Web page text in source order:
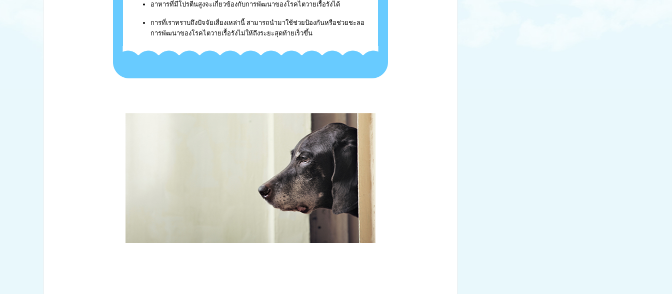
อาหารที่มีโปรตีนสูงจะเกี่ยวข้องกับการพัฒนาของโรคไตวายเรื้อรังได้
การที่เราทราบถึงปัจจัยเสี่ยงเหล่านี้ สามารถนำมาใช้ช่วยป้องกันหรือช่วยชะลอ
การพัฒนาของโรคไตวายเรื้อรังไม่ให้ถึงระยะสุดท้ายเร็วขึ้น